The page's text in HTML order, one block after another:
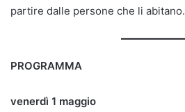
partire dalle persone che li abitano.
PROGRAMMA
venerdì 1 maggio